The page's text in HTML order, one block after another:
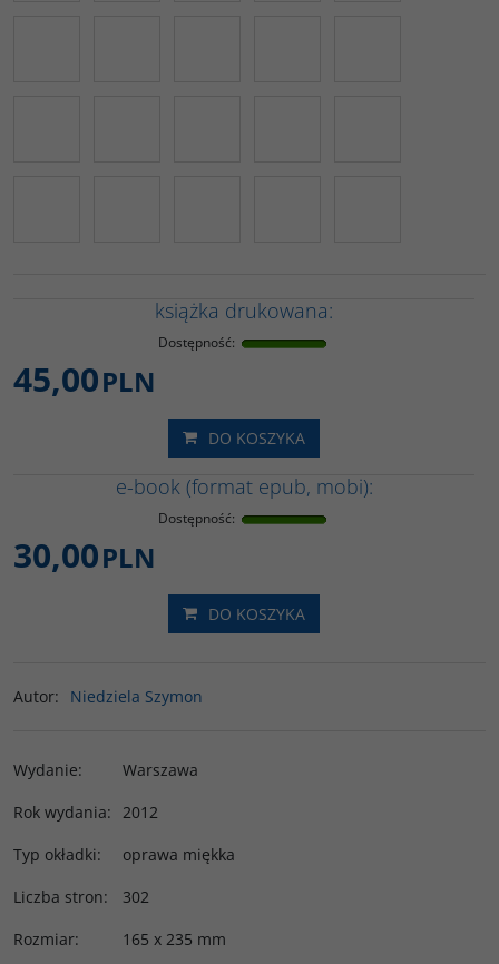
książka drukowana:
Dostępność:
45,00PLN
DO KOSZYKA
e-book (format epub, mobi):
Dostępność:
30,00PLN
DO KOSZYKA
Autor: Niedziela Szymon
Wydanie:
Warszawa
Rok wydania: 2012
Typ okładki:
oprawa miękka
Liczba stron:
302
Rozmiar: 165 x 235 mm